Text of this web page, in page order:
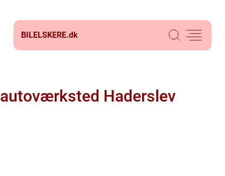
BILELSKERE.dk
autoværksted Haderslev